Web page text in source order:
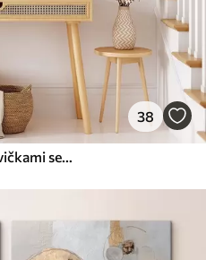
38
Béžové trstiny v popredí s hlavičkami semien, mäkké a jemné , rozmazané pozadie a svetlá obloha